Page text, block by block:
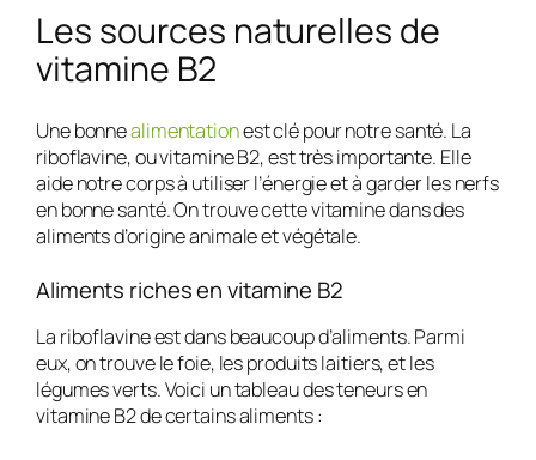
Les sources naturelles de
vitamine B2
Une bonnealimentationest clé pour notre santé. La
riboflavine, ou vitamine B2, est très importante. Elle
aide notre corps à utiliser l’énergie et à garder les nerfs
en bonne santé. On trouve cette vitamine dans des
aliments d’origine animale et végétale.
Aliments riches en vitamine B2
La riboflavine est dans beaucoup d’aliments. Parmi
eux, on trouve le foie, les produits laitiers, et les
légumes verts. Voici un tableau des teneurs en
vitamine B2 de certains aliments :